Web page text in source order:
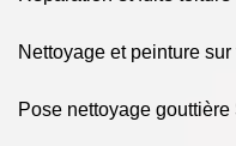
Nettoyage et peinture
Pose nettoyage gouttière